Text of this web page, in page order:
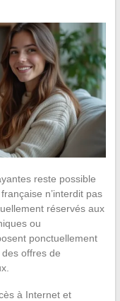
reste possible
n’interdit pas
réservés aux
ou
ponctuellement
offres de
à Internet et